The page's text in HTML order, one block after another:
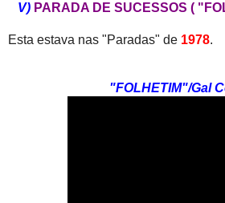
V) PARADA DE SUCESSOS (
Esta estava nas "Paradas" de 1978.
"FOLHETIM"/Gal